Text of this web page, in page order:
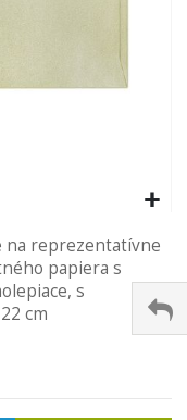
na reprezentatívne
papiera s
s
cm